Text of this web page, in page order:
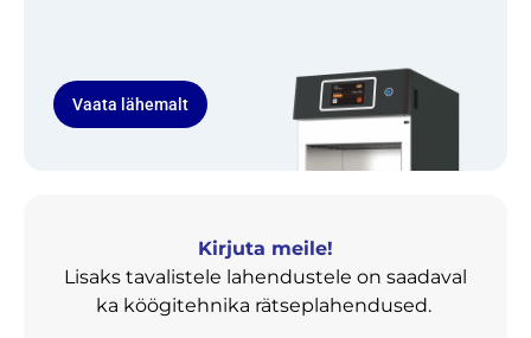
Vaata lähemalt
Kirjuta meile!
Lisaks tavalistele lahendustele on saadaval
ka köögitehnika rätseplahendused.